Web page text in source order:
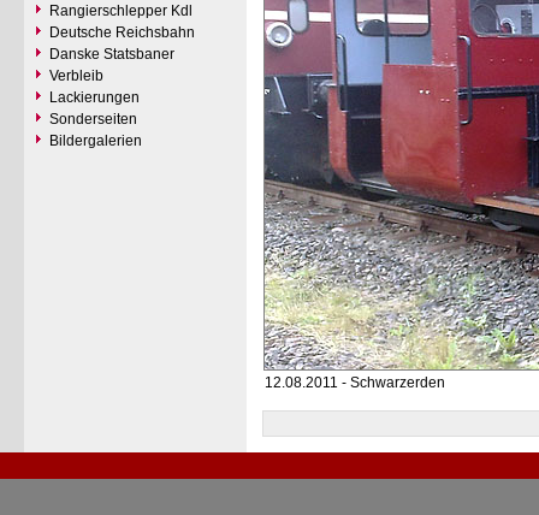
Rangierschlepper Kdl
Deutsche Reichsbahn
Danske Statsbaner
Verbleib
Lackierungen
Sonderseiten
Bildergalerien
12.08.2011 - Schwarzerden